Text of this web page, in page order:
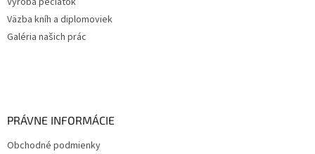
Väzba kníh a diplomoviek
Galéria našich prác
PRÁVNE INFORMÁCIE
Obchodné podmienky